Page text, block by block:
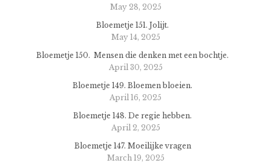
May 28, 2025
Bloemetje 151. Jolijt.
May 14, 2025
Bloemetje 150. Mensen die denken met een bochtje.
April 30, 2025
Bloemetje 149. Bloemen bloeien.
April 16, 2025
Bloemetje 148. De regie hebben.
April 2, 2025
Bloemetje 147. Moeilijke vragen
March 19, 2025